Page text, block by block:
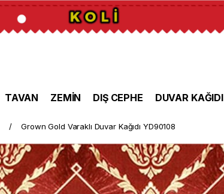
TAVAN ZEMİN DIŞ CEPHE DUVAR KAĞIDI
Grown Gold Varaklı Duvar Kağıdı YD90108